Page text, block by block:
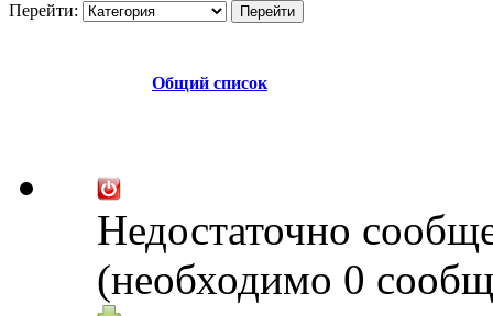
Перейти:
Общий список
Недостаточно
(необходимо 0